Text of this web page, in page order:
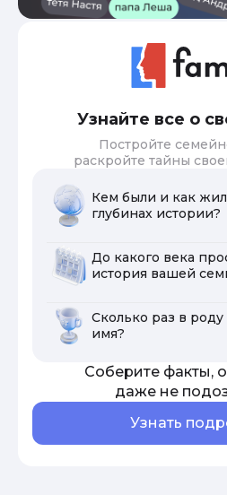
Узнайте все о
Постройте
раскройте тайны
Кем были и как
глубинах истории?
До какого века
история вашей
Сколько раз в
имя?
Соберите факты,
даже не
Узнать